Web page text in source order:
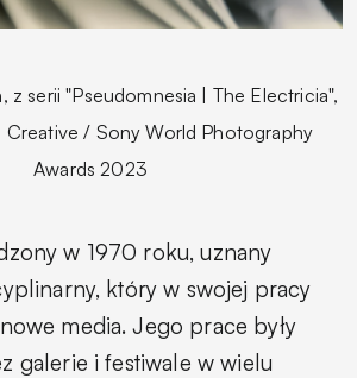
z serii "Pseudomnesia | The Electricia",
Creative / Sony World Photography
Awards 2023
w 1970 roku, uznany
który w swojej pracy
media. Jego prace były
galerie i festiwale w wielu